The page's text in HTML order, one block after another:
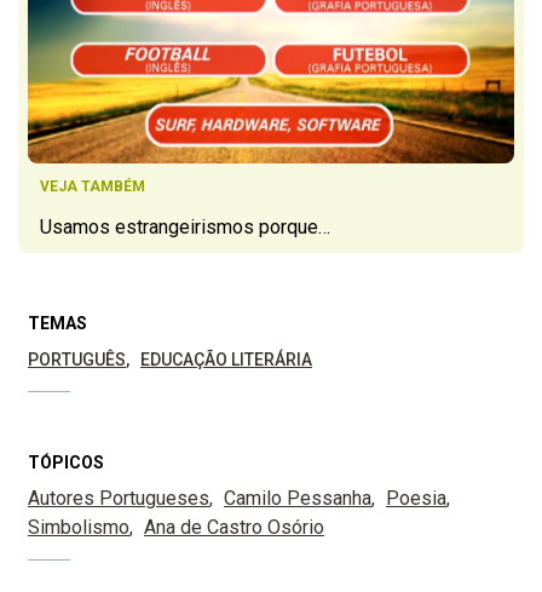
VEJA TAMBÉM
Usamos estrangeirismos porque…
TEMAS
PORTUGUÊS
EDUCAÇÃO LITERÁRIA
TÓPICOS
Autores Portugueses Camilo Pessanha
Poesia
Simbolismo
Ana de Castro Osório